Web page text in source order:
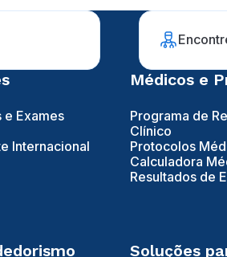
e Exames
Internacional
Médicos e
Programa de
Clínico
Protocolos
Calculadora
Resultados de
Soluções